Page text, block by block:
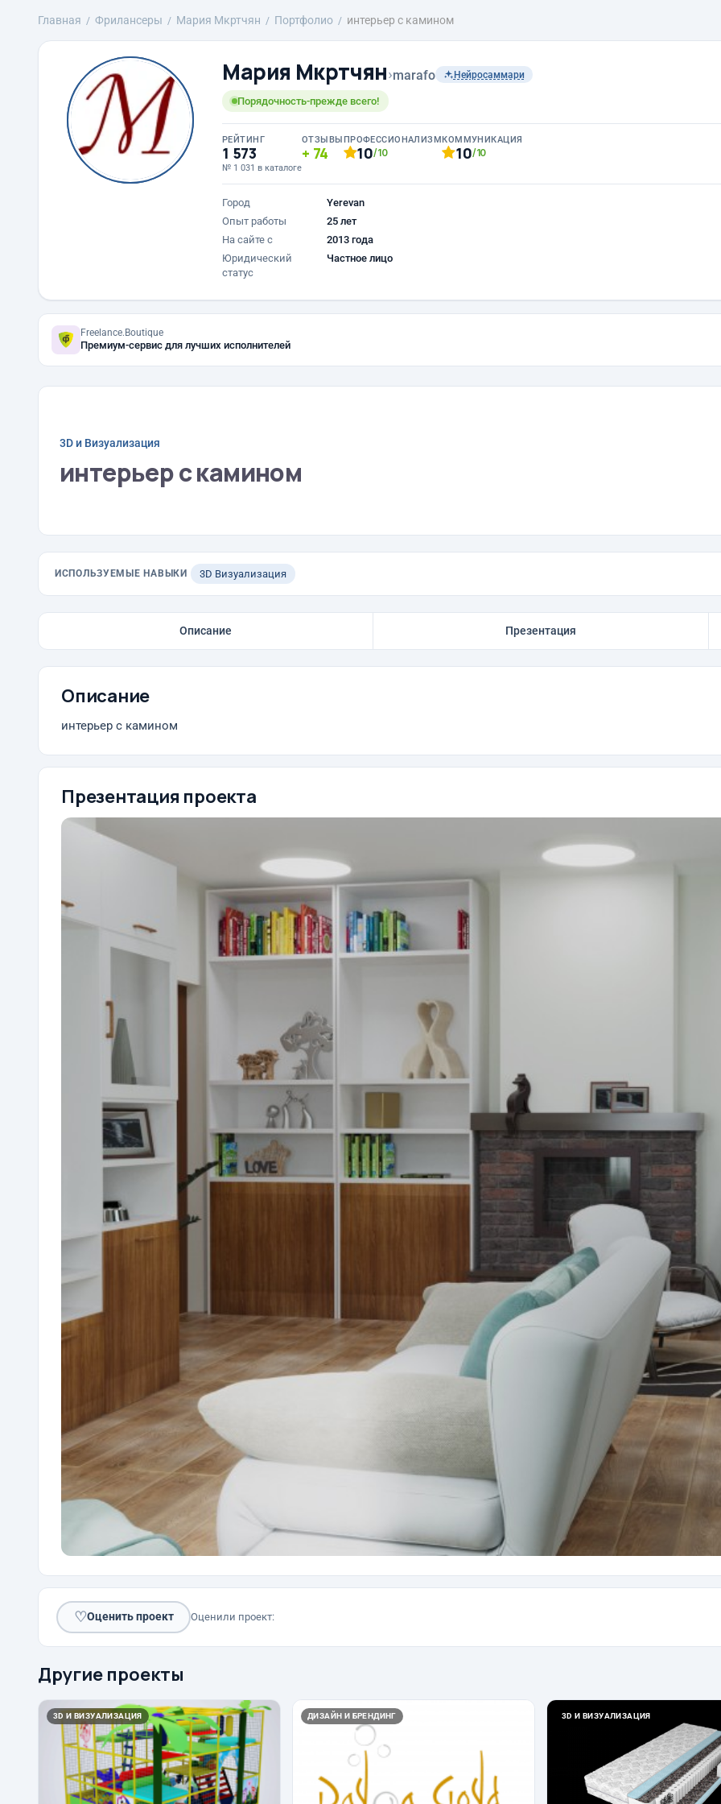
Главная Фрилансеры Mария Мкртчян Портфолио интерьер с камином
Mария Мкртчян›marafo Нейросаммари
Порядочность-прежде всего!
РЕЙТИНГ
1 573
№ 1 031 в каталоге
ОТЗЫВЫ
74
ПРОФЕССИОНАЛИЗМ
10/10
КОММУНИКАЦИЯ
10/10
Город
Yerevan
Опыт работы
25 лет
На сайте с
2013 года
Юридический
статус
Частное лицо
Freelance.Boutique
Премиум-сервис для лучших исполнителей
3D и Визуализация
интерьер с камином
ИСПОЛЬЗУЕМЫЕ НАВЫКИ 3D Визуализация
Описание Презентация
Описание
интерьер с камином
Презентация проекта
♡Оценить проект Оценили проект:
Другие проекты
3D И ВИЗУАЛИЗАЦИЯ ДИЗАЙН И БРЕНДИНГ 3D И ВИЗУАЛИЗАЦИЯ